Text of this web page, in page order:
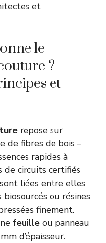
et
le
?
et
repose sur
de fibres de bois –
rapides à
de circuits certifiés
sont liées entre elles
ou résines
finement.
feuille ou panneau
d’épaisseur.